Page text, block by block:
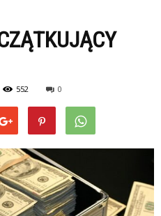
552 0